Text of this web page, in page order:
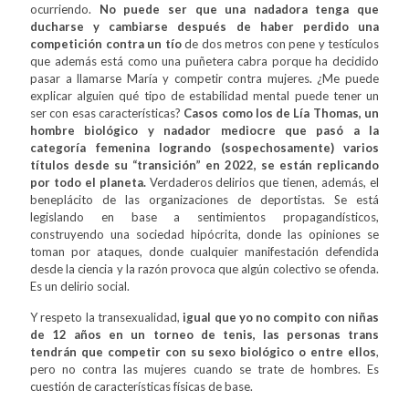
ocurriendo. No puede ser que una nadadora tenga que
ducharse y cambiarse después de haber perdido una
competición contra un tíode dos metros con pene y testículos
que además está como una puñetera cabra porque ha decidido
pasar a llamarse María y competir contra mujeres. ¿Me puede
explicar alguien qué tipo de estabilidad mental puede tener un
ser con esas características? Casos como los de Lía Thomas, un
hombre biológico y nadador mediocre que pasó a la
categoría femenina logrando (sospechosamente) varios
títulos desde su “transición” en 2022, se están replicando
por todo el planeta. Verdaderos delirios que tienen, además, el
beneplácito de las organizaciones de deportistas. Se está
legislando en base a sentimientos propagandísticos,
construyendo una sociedad hipócrita, donde las opiniones se
toman por ataques, donde cualquier manifestación defendida
desde la ciencia y la razón provoca que algún colectivo se ofenda.
Es un delirio social.
Y respeto la transexualidad, igual que yo no compito con niñas
de 12 años en un torneo de tenis, las personas trans
tendrán que competir con su sexo biológico o entre ellos,
pero no contra las mujeres cuando se trate de hombres. Es
cuestión de características físicas de base.